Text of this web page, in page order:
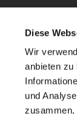
Diese
Wir
anbieten zu
und
zusammen,